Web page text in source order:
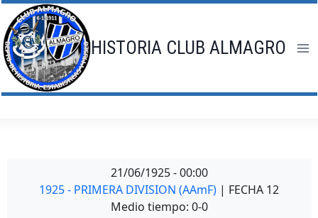
Saltar
al
contenido
HISTORIA CLUB ALMAGRO
21/06/1925 - 00:00
1925 - PRIMERA DIVISION (AAmF) | FECHA 12
Medio tiempo: 0-0